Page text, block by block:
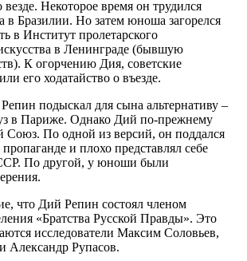
везде. Некоторое время он трудился
в Бразилии. Но затем юноша загорелся
в Институт пролетарского
в Ленинграде (бывшую
К огорчению Дия, советские
его ходатайство о въезде.
подыскал для сына альтернативу –
в Париже. Однако Дий по-прежнему
Союз. По одной из версий, он поддался
и плохо представлял себе
По другой, у юноши были
что Дий Репин состоял членом
«Братства Русской Правды». Это
исследователи Максим Соловьев,
Александр Рупасов.